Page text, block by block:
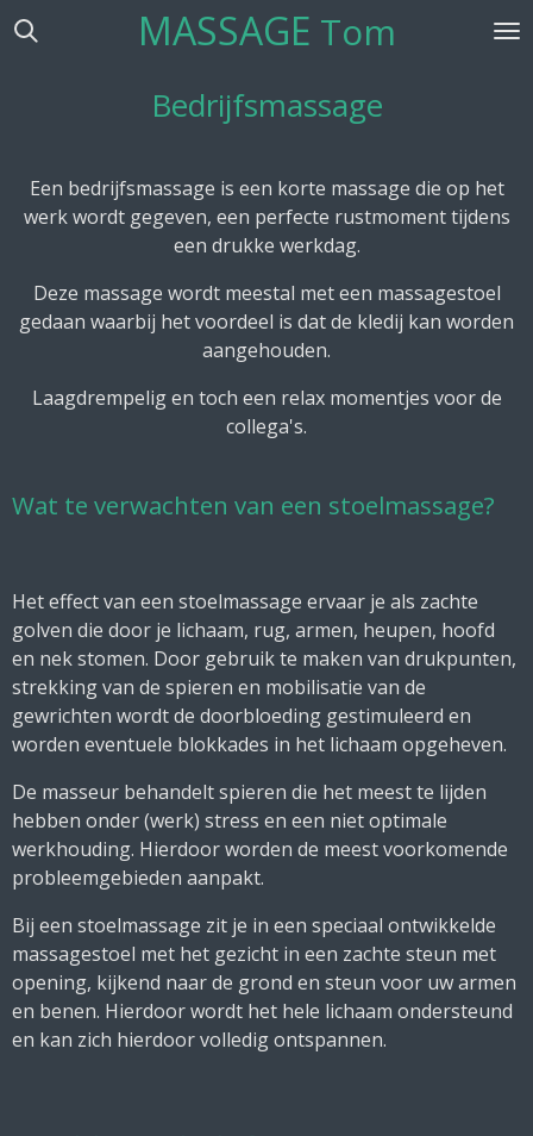
Ga
MASSAGE Tom
Bedrijfsmassage
Een bedrijfsmassage is een korte massage die op het
werk wordt gegeven, een perfecte rustmoment tijdens
een drukke werkdag.
Deze massage wordt meestal met een massagestoel
gedaan waarbij het voordeel is dat de kledij kan worden
aangehouden.
Laagdrempelig en toch een relax momentjes voor de
collega's.
Wat te verwachten van een stoelmassage?
Het effect van een stoelmassage ervaar je als zachte
golven die door je lichaam, rug, armen, heupen, hoofd
en nek stomen. Door gebruik te maken van drukpunten,
strekking van de spieren en mobilisatie van de
gewrichten wordt de doorbloeding gestimuleerd en
worden eventuele blokkades in het lichaam opgeheven.
De masseur behandelt spieren die het meest te lijden
hebben onder (werk) stress en een niet optimale
werkhouding. Hierdoor worden de meest voorkomende
probleemgebieden aanpakt.
Bij een stoelmassage zit je in een speciaal ontwikkelde
massagestoel met het gezicht in een zachte steun met
opening, kijkend naar de grond en steun voor uw armen
en benen. Hierdoor wordt het hele lichaam ondersteund
en kan zich hierdoor volledig ontspannen.